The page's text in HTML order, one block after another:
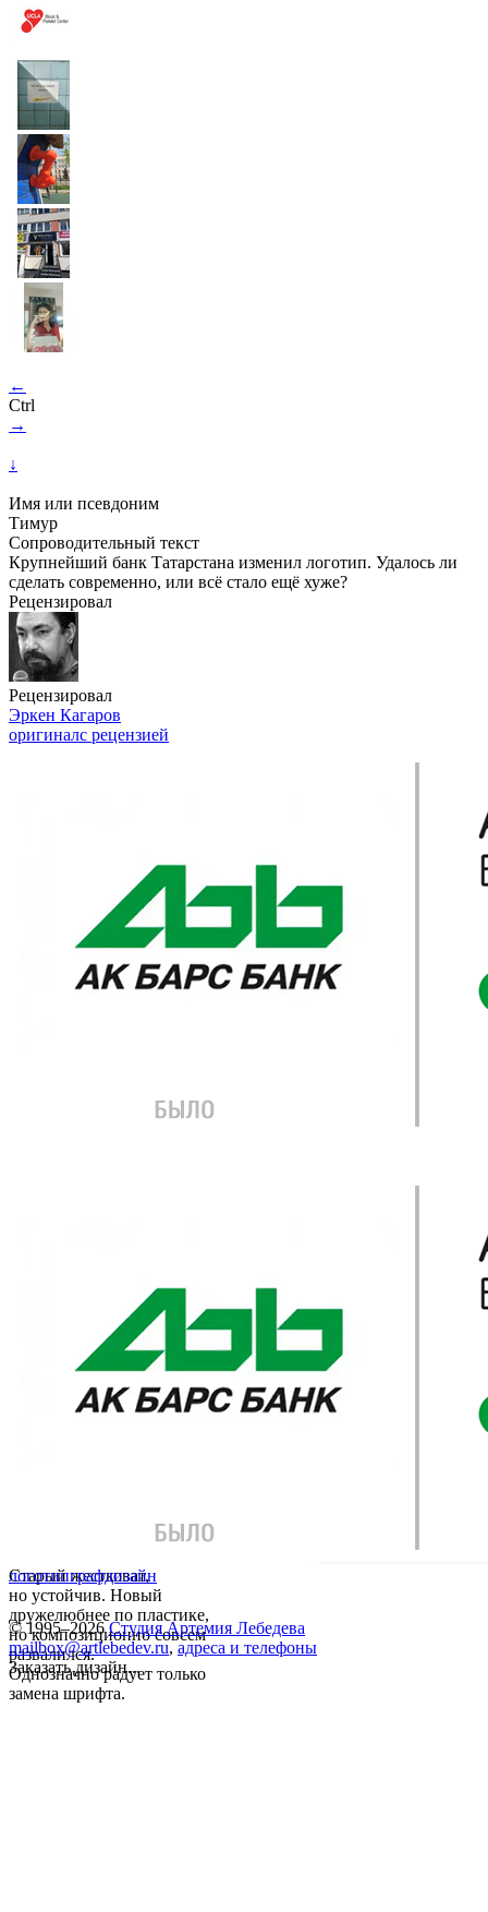
←
Ctrl
→
↓
Имя или псевдоним
Тимур
Сопроводительный текст
Крупнейший банк Татарстана изменил логотип. Удалось ли
сделать современно, или всё стало ещё хуже?
Рецензировал
Рецензировал
Эркен Кагаров
оригиналс рецензией
Старый жестковат,
но устойчив. Новый
дружелюбнее по пластике,
но композиционно совсем
развалился.
Однозначно радует только
замена шрифта.
логотипграфдизайн
© 1995–2026 Студия Артемия Лебедева
mailbox@artlebedev.ru, адреса и телефоны
Заказать дизайн...